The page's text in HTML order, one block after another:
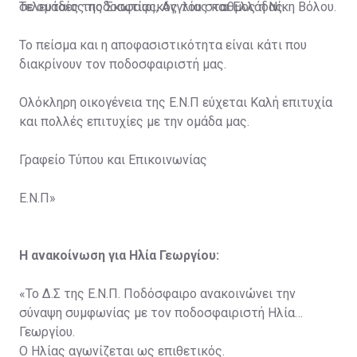
σε ομάδες της Σκωτίας, Αγγλίας και Ελλάδας.
Τελευταίος ποδοσφαιρικός του σταθμος η Νίκη Βόλου.
To πείσμα και η αποφασιστικότητα είναι κάτι που
διακρίνουν τον ποδοσφαιριστή μας.
Ολόκληρη οικογένεια της Ε.Ν.Π εύχεται Καλή επιτυχία
και πολλές επιτυχίες με την ομάδα μας.
Γραφείο Τύπου και Επικοινωνίας
Ε.Ν.Π»
Η ανακοίνωση για Ηλία Γεωργίου:
«Το Δ.Σ της Ε.Ν.Π. Ποδόσφαιρο ανακοινώνει την
σύναψη συμφωνίας με τον ποδοσφαιριστή Hλία
Γεωργίου.
O Ηλίας αγωνίζεται ως επιθετικός.